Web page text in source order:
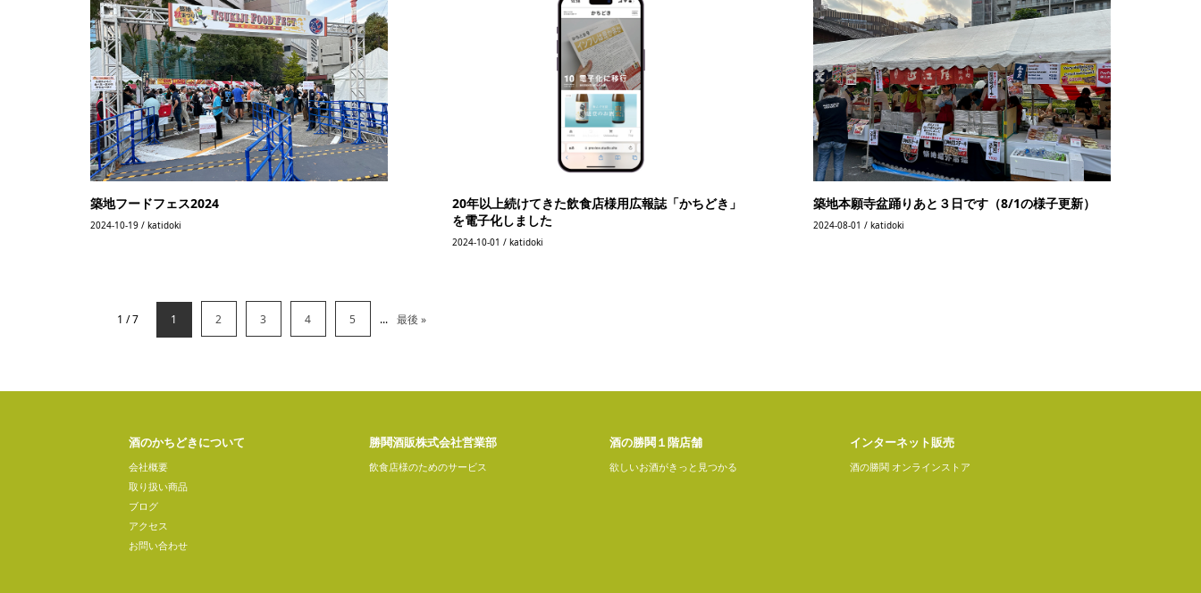
築地フードフェス2024
2024-10-19 / katidoki
20年以上続けてきた飲食店様用広報誌「かちどき」
を電子化しました
2024-10-01 / katidoki
築地本願寺盆踊りあと３日です（8/1の様子更新）
2024-08-01 / katidoki
1 / 7 1 2 3 4 5 ... 最後 »
酒のかちどきについて
会社概要
取り扱い商品
ブログ
アクセス
お問い合わせ
勝鬨酒販株式会社営業部
飲食店様のためのサービス
酒の勝鬨１階店舗
欲しいお酒がきっと見つかる
インターネット販売
酒の勝鬨 オンラインストア